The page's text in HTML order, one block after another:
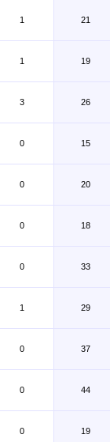
1
21
1
19
3
26
0
15
0
20
0
18
0 33
1 29
0
37
0 44
0
19